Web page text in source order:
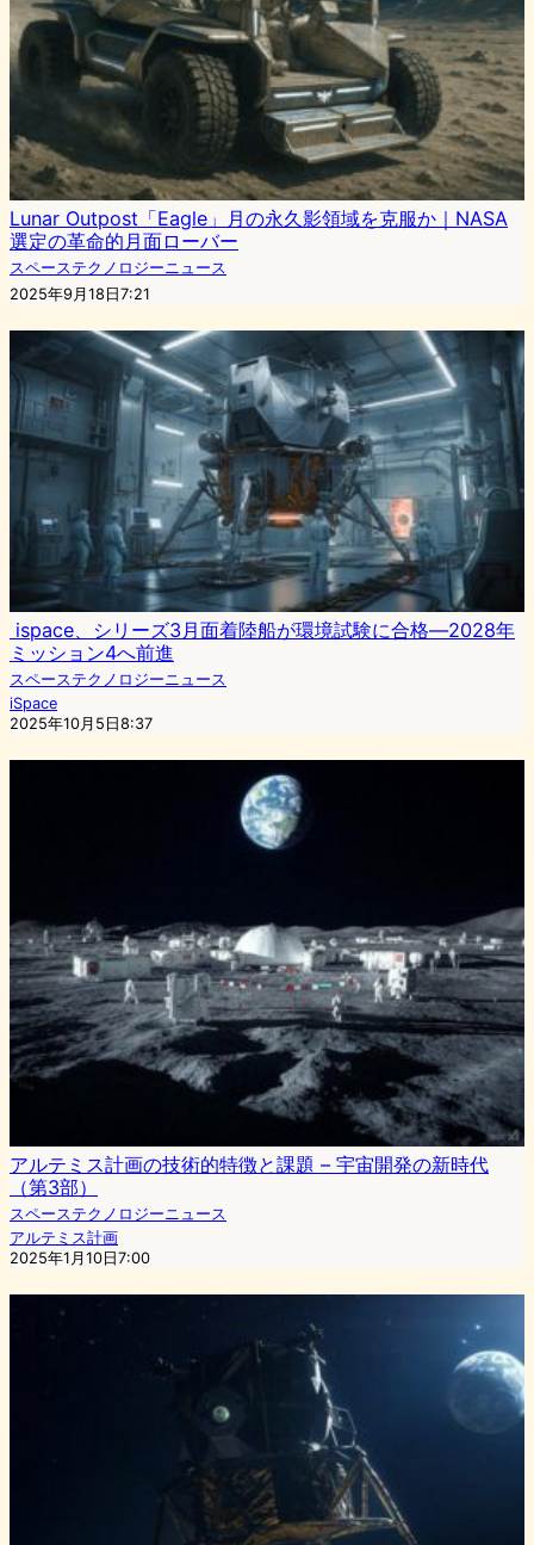
Lunar Outpost「Eagle」月の永久影領域を克服か｜NASA
選定の革命的月面ローバー
スペーステクノロジーニュース
2025年9月18日7:21
ispace、シリーズ3月面着陸船が環境試験に合格―2028年
ミッション4へ前進
スペーステクノロジーニュース
iSpace
2025年10月5日8:37
アルテミス計画の技術的特徴と課題 – 宇宙開発の新時代
（第3部）
スペーステクノロジーニュース
アルテミス計画
2025年1月10日7:00